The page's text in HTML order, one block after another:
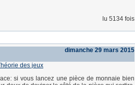
lu 5134 fois
dimanche 29 mars 2015
des jeux
si vous lancez une pièce de monnaie bien